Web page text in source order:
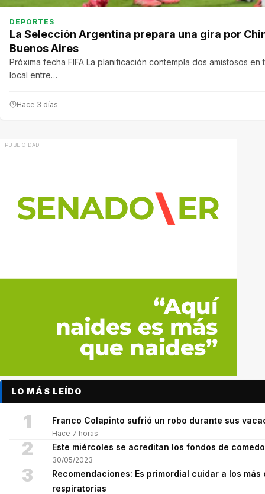
DEPORTES
La Selección Argentina prepara una gira por
Buenos Aires
Próxima fecha FIFA La planificación contempla dos amistosos
local entre…
Hace 3 días
LO MÁS LEÍDO
1 Franco Colapinto sufrió un robo durante sus
Hace 7 horas
2 Este miércoles se acreditan los fondos de
30/05/2023
3
Recomendaciones: Es primordial cuidar a los
respiratorias